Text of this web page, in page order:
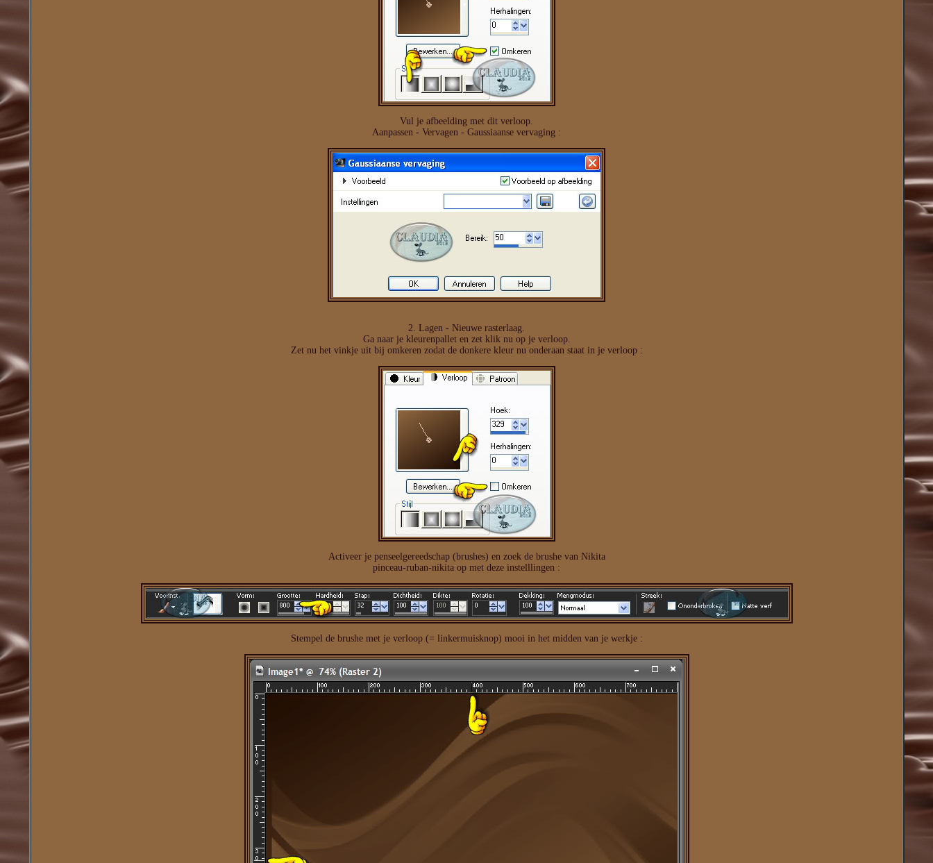
Vul je afbeelding met dit verloop.
Aanpassen - Vervagen - Gaussiaanse vervaging :
2. Lagen - Nieuwe rasterlaag.
Ga naar je kleurenpallet en zet klik nu op je verloop.
Zet nu het vinkje uit bij omkeren zodat de donkere kleur nu onderaan staat in je verloop :
Activeer je penseelgereedschap (brushes) en zoek de brushe van Nikita
pinceau-ruban-nikita op met deze instelllingen :
Stempel de brushe met je verloop (= linkermuisknop) mooi in het midden van je werkje :